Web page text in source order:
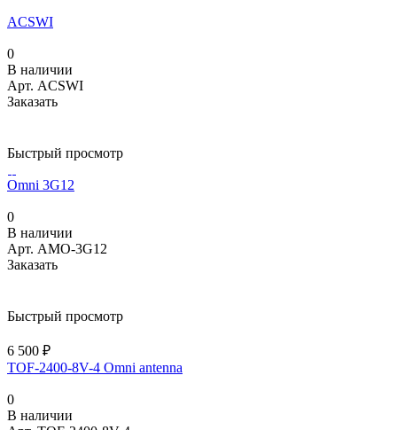
ACSWI
0
В наличии
Арт. ACSWI
Заказать
Быстрый просмотр
Omni 3G12
0
В наличии
Арт. AMO-3G12
Заказать
Быстрый просмотр
6 500 ₽
TOF-2400-8V-4 Omni antenna
0
В наличии